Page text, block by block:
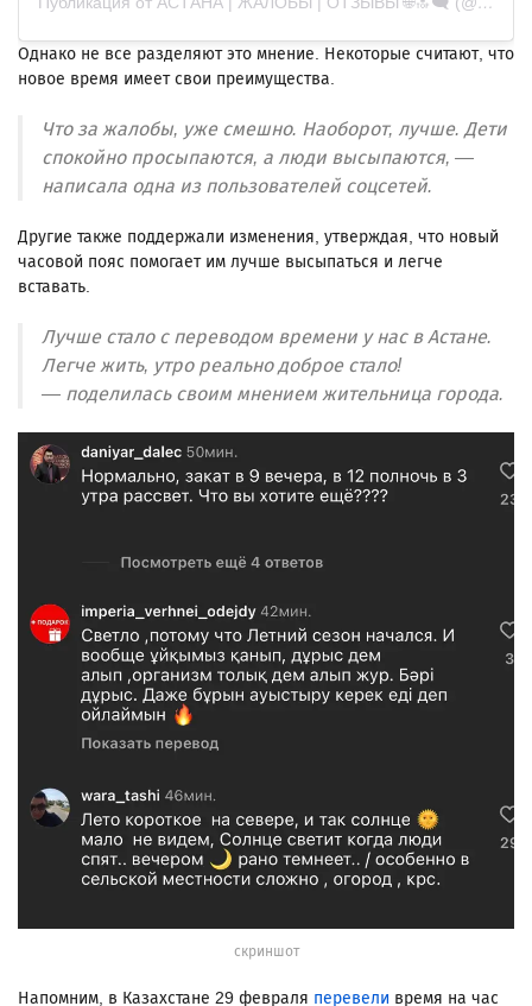
Однако не все разделяют это мнение. Некоторые считают, что
новое время имеет свои преимущества.
Что за жалобы, уже смешно. Наоборот, лучше. Дети
спокойно просыпаются, а люди высыпаются, —
написала одна из пользователей соцсетей.
Другие также поддержали изменения, утверждая, что новый
часовой пояс помогает им лучше высыпаться и легче
вставать.
Лучше стало с переводом времени у нас в Астане.
Легче жить, утро реально доброе стало!
— поделилась своим мнением жительница города.
скриншот
Напомним, в Казахстане 29 февраля перевели время на час